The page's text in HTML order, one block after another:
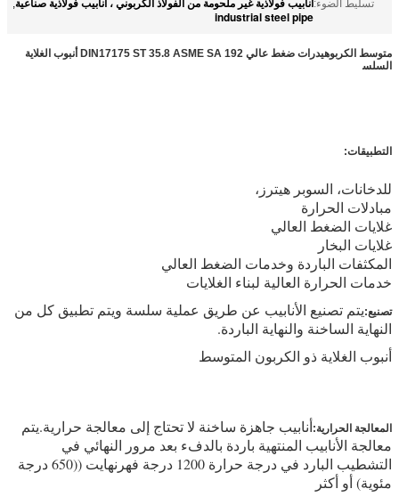
تسليط الضوء:
,
industrial steel pipe
متوسط الكربوهيدرات ضغط عالي DIN17175 ST 35.8 ASME SA 192 أنبوب الغلاية
السلسعلى أنبوب الغلاية
التطبيقات:
للدخانات، السوبر هيترز،
مبادلات الحرارة
غلايات الضغط العالي
غلايات البخار
المكثفات الباردة وخدمات الضغط العالي
خدمات الحرارة العالية لبناء الغلايات
تصنيع:يتم تصنيع الأنابيب عن طريق عملية سلسة ويتم تطبيق كل من
النهاية الساخنة والنهاية الباردة.
أنبوب الغلاية ذو الكربون المتوسط
المعالجة الحرارية:أنابيب جاهزة ساخنة لا تحتاج إلى معالجة حرارية.يتم
معالجة الأنابيب المنتهية باردة بالدفء بعد مرور النهائي في
التشطيب البارد في درجة حرارة 1200 درجة فهرنهايت ((650 درجة
مئوية) أو أكثر